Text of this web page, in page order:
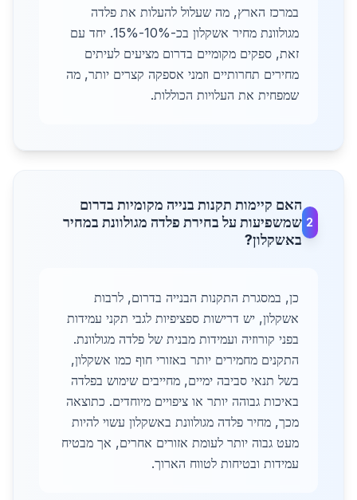
במרכז הארץ, מה שעלול להעלות את פלדה
מגולוונת מחיר אשקלון בכ-10%-15%. יחד עם
זאת, ספקים מקומיים בדרום מציעים לעיתים
מחירים תחרותיים וזמני אספקה קצרים יותר, מה
שמפחית את העלויות הכוללות.
2
האם קיימות תקנות בנייה מקומיות בדרום
שמשפיעות על בחירת פלדה מגולוונת במחיר
באשקלון?
כן, במסגרת התקנות הבנייה בדרום, לרבות
אשקלון, יש דרישות ספציפיות לגבי תקני עמידות
בפני קורוזיה ועמידות מבנית של פלדה מגולוונת.
התקנים מחמירים יותר באזורי חוף כמו אשקלון,
בשל תנאי סביבה ימיים, מחייבים שימוש בפלדה
באיכות גבוהה יותר או ציפויים מיוחדים. כתוצאה
מכך, מחיר פלדה מגולוונת באשקלון עשוי להיות
מעט גבוה יותר לעומת אזורים אחרים, אך מבטיח
עמידות ובטיחות לטווח הארוך.